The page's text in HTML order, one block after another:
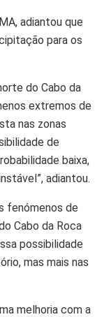
adiantou que
para os
do Cabo da
extremos de
nas zonas
de
baixa,
adiantou.
fenómenos de
Cabo da Roca
possibilidade
mas mais nas
melhoria com a